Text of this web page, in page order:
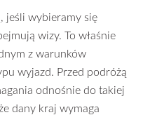
jeśli wybieramy się
wizy. To właśnie
z warunków
wyjazd. Przed podróżą
odnośnie do takiej
dany kraj wymaga